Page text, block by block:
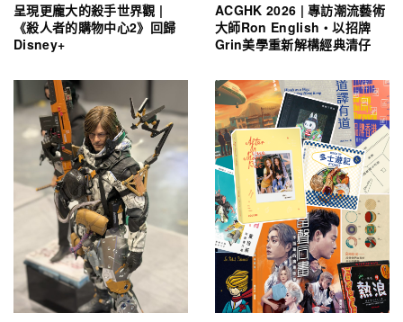
呈現更龐大的殺手世界觀 |
《殺人者的購物中心2》回歸
Disney+
ACGHK 2026 | 專訪潮流藝術
大師Ron English・以招牌
Grin美學重新解構經典清仔